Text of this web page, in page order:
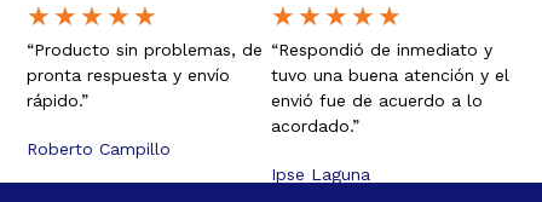
★ ★ ★ ★ ★
“Producto sin problemas, de
pronta respuesta y envío
rápido.”
Roberto Campillo
★ ★ ★ ★ ★
“Respondió de inmediato y
tuvo una buena atención y el
envió fue de acuerdo a lo
acordado.”
Ipse Laguna